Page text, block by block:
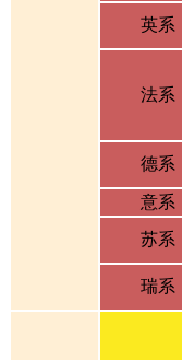
英系
法系
德系
意系
苏系
瑞系